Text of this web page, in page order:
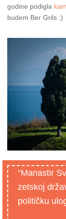
godine podigla
budem Ber Grils :)
“Manastir
zetskoj
političku